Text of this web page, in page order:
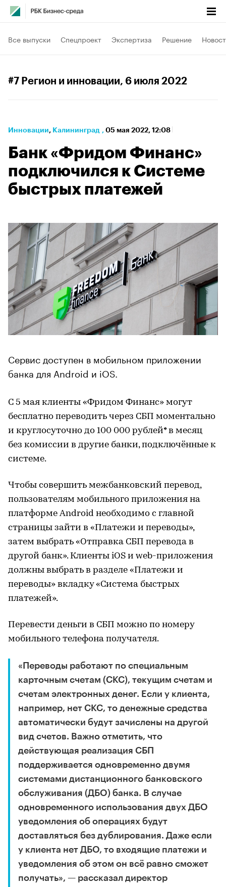
Все выпуски Спецпроект Экспертиза Решение
#7 Регион и инновации, 6 июля 2022
Инновации⁠, Калининград , 05 мая 2022, 12:08
Банк «Фридом Финанс»
подключился к Системе
быстрых платежей
Сервис доступен в мобильном приложении
банка для Android и iOS.
С 5 мая клиенты «Фридом Финанс» могут
бесплатно переводить через СБП моментально
и круглосуточно до 100 000 рублей* в месяц
без комиссии в другие банки, подключённые к
системе.
Чтобы совершить межбанковский перевод,
пользователям мобильного приложения на
платформе Android необходимо с главной
страницы зайти в «Платежи и переводы»,
затем выбрать «Отправка СБП перевода в
другой банк». Клиенты iOS и web-приложения
должны выбрать в разделе «Платежи и
переводы» вкладку «Система быстрых
платежей».
Перевести деньги в СБП можно по номеру
мобильного телефона получателя.
«Переводы работают по специальным
карточным счетам (СКС), текущим счетам и
счетам электронных денег. Если у клиента,
например, нет СКС, то денежные средства
автоматически будут зачислены на другой
вид счетов. Важно отметить, что
действующая реализация СБП
поддерживается одновременно двумя
системами дистанционного банковского
обслуживания (ДБО) банка. В случае
одновременного использования двух ДБО
уведомления об операциях будут
доставляться без дублирования. Даже если
у клиента нет ДБО, то входящие платежи и
уведомления об этом он всё равно сможет
получать», — рассказал директор